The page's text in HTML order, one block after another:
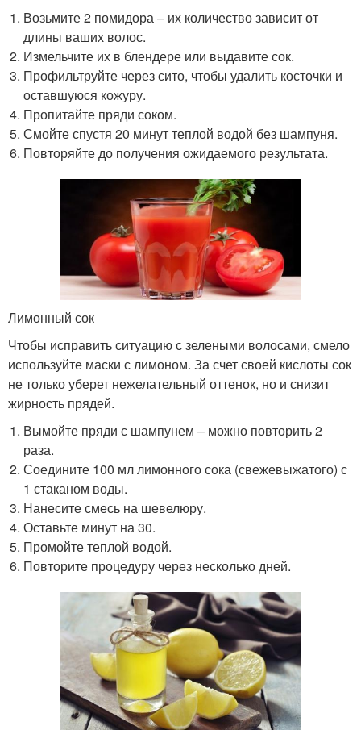
Возьмите 2 помидора – их количество зависит от
длины ваших волос.
Измельчите их в блендере или выдавите сок.
Профильтруйте через сито, чтобы удалить косточки и
оставшуюся кожуру.
Пропитайте пряди соком.
Смойте спустя 20 минут теплой водой без шампуня.
Повторяйте до получения ожидаемого результата.
Лимонный сок
Чтобы исправить ситуацию с зелеными волосами, смело
используйте маски с лимоном. За счет своей кислоты сок
не только уберет нежелательный оттенок, но и снизит
жирность прядей.
Вымойте пряди с шампунем – можно повторить 2
раза.
Соедините 100 мл лимонного сока (свежевыжатого) с
1 стаканом воды.
Нанесите смесь на шевелюру.
Оставьте минут на 30.
Промойте теплой водой.
Повторите процедуру через несколько дней.